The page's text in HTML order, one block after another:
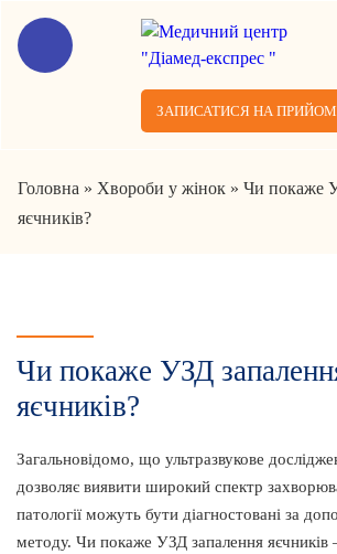
ЗАПИСАТИСЯ НА ПРИЙОМ
Головна » Хвороби у жінок » Чи покаже
яєчників?
Чи покаже УЗД
яєчників?
Загальновідомо, що ультразвукове
дозволяє виявити широкий спектр
патології можуть бути діагностовані за
методу. Чи покаже УЗД запалення яєчників